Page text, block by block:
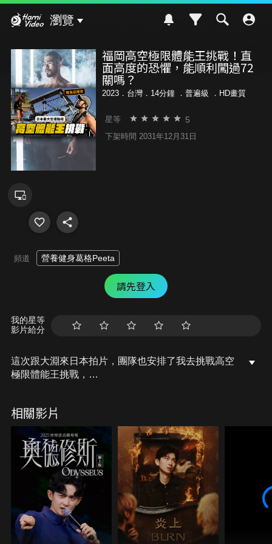
瀏覽
福岡高空極限體能王挑戰！直
面高度的恐懼，能順利闖過72
關嗎？
2023．台灣．14分鐘 ． 普遍級 ．HD畫質
星等 5
下架時間 2031年12月31日
頻道 營養健身葛格Peeta
請先登入
我的星等
影片給分
這次跟大淵來日本拍片，團隊也安排了我去挑戰高空
極限體能王挑戰，
相關影片